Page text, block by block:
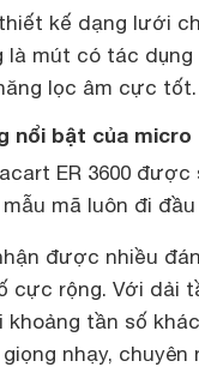
kế dạng lưới
là mút có tác
lọc âm cực
nổi bật của micro
ER 3600
mã luôn đi
được nhiều
cực rộng. Với dải
khoảng tần số
nhạy,